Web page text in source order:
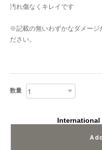
汚れ傷なくキレイです
※記載の無いわずかなダメージ
ださい。
数量